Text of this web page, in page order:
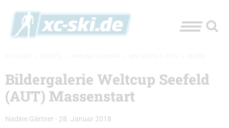
Bildergalerie Weltcup Seefeld
(AUT) Massenstart
Nadine Gärtner - 28. Januar 2018